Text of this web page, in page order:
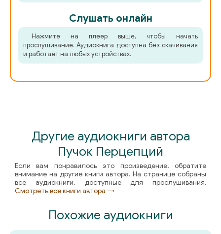
Слушать онлайн
Нажмите на плеер выше, чтобы начать
прослушивание. Аудиокнига доступна без скачивания
и работает на любых устройствах.
Другие аудиокниги автора
Пучок Перцепций
Если вам понравилось это произведение, обратите
внимание на другие книги автора. На странице собраны
все аудиокниги, доступные для прослушивания.
Смотреть все книги автора →
Похожие аудиокниги